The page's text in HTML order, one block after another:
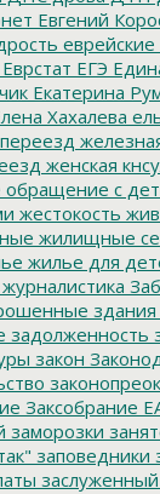
Евгений
Еврстат ЕГЭ
Екатерина
Хахалева
женская
обращение с
жестокость
жилищные
жилье для
журналистика
здания
задолженность
закон
Заксобрание
заморозки
заповедники